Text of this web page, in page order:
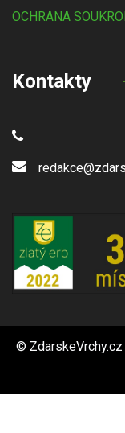
OCHRANA
Kontakty
©